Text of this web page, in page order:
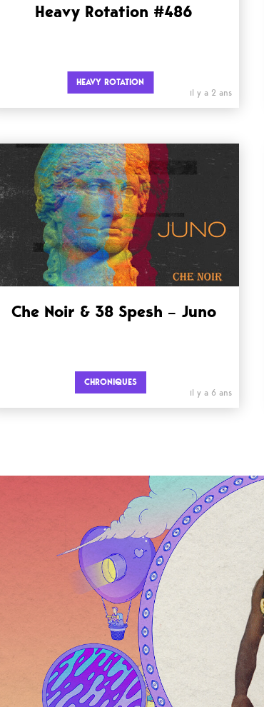
Heavy Rotation #486
HEAVY ROTATION
il y a 2 ans
Che Noir & 38 Spesh – Juno
CHRONIQUES
il y a 6 ans